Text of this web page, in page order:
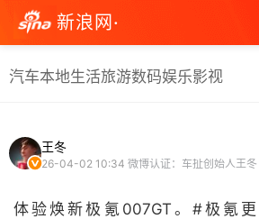
新浪网·
汽车本地生活旅游数码娱乐影视
王冬
26-04-02 10:34 微博认证：车扯创始人王冬 汽车博
体验焕新极氪007GT。#极氪